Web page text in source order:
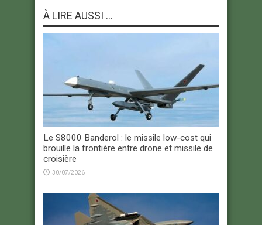
À LIRE AUSSI ...
Le S8000 Banderol : le missile low-cost qui
brouille la frontière entre drone et missile de
croisière
30/07/2026